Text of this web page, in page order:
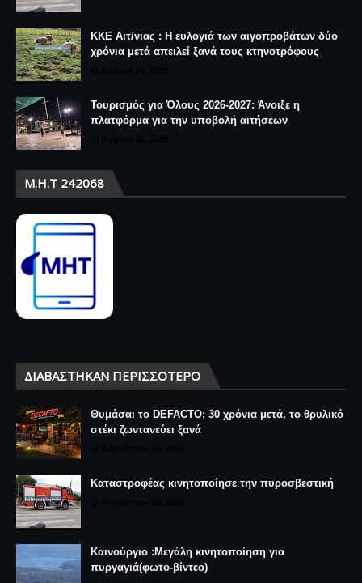
ΚΚΕ Αιτ/νιας : Η ευλογιά των αιγοπροβάτων δύο
χρόνια μετά απειλεί ξανά τους κτηνοτρόφους
Τουρισμός για Όλους 2026-2027: Άνοιξε η
πλατφόρμα για την υποβολή αιτήσεων
Μ.Η.Τ 242068
ΔΙΑΒΆΣΤΗΚΑΝ ΠΕΡΙΣΣΌΤΕΡΟ
Θυμάσαι το DEFACTO; 30 χρόνια μετά, το θρυλικό
στέκι ζωντανεύει ξανά
Καταστροφέας κινητοποίησε την πυροσβεστική
Καινούργιο :Μεγάλη κινητοποίηση για
πυργαγιά(φωτο-βίντεο)